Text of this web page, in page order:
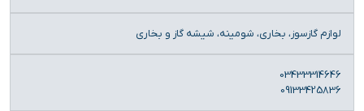
لوازم گازسوز، بخاری، شومینه، شیشه گاز و بخاری
03433314646
09133425836